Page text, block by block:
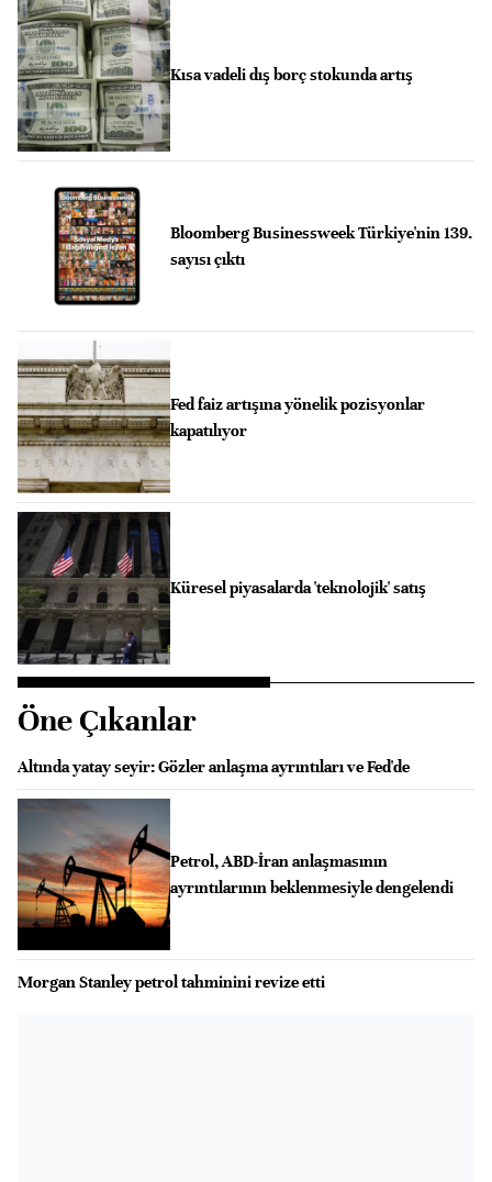
Kısa vadeli dış borç stokunda artış
Bloomberg Businessweek Türkiye'nin 139.
sayısı çıktı
Fed faiz artışına yönelik pozisyonlar
kapatılıyor
Küresel piyasalarda 'teknolojik' satış
Öne Çıkanlar
Altında yatay seyir: Gözler anlaşma ayrıntıları ve Fed'de
Petrol, ABD-İran anlaşmasının
ayrıntılarının beklenmesiyle dengelendi
Morgan Stanley petrol tahminini revize etti